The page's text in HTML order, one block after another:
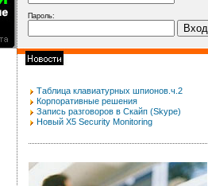
Пароль:
Таблица клавиатурных шпионов.ч.2
Корпоративные решения
Запись разговоров в Скайп (Skype)
Новый X5 Security Monitoring